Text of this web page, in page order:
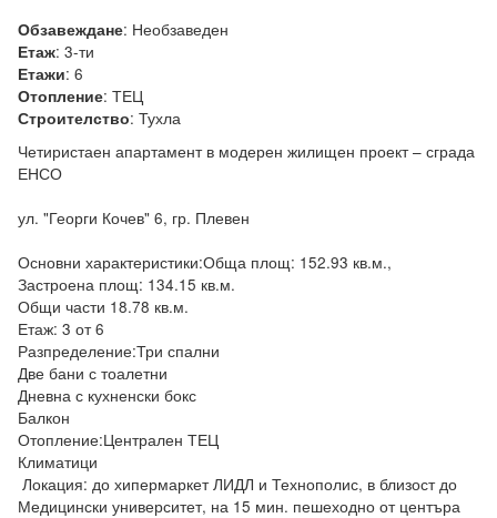
Обзавеждане: Необзаведен
Етаж: 3-ти
Етажи: 6
Отопление: ТЕЦ
Строителство: Тухла
Четиристаен апартамент в модерен жилищен проект – сграда
ЕНСО
ул. "Георги Кочев" 6, гр. Плевен
Основни характеристики:Обща площ: 152.93 кв.м.,
Застроена площ: 134.15 кв.м.
Общи части 18.78 кв.м.
Етаж: 3 от 6
Разпределение:Три спални
Две бани с тоалетни
Дневна с кухненски бокс
Балкон
Отопление:Централен ТЕЦ
Климатици
Локация: до хипермаркет ЛИДЛ и Технополис, в близост до
Медицински университет, на 15 мин. пешеходно от центъра